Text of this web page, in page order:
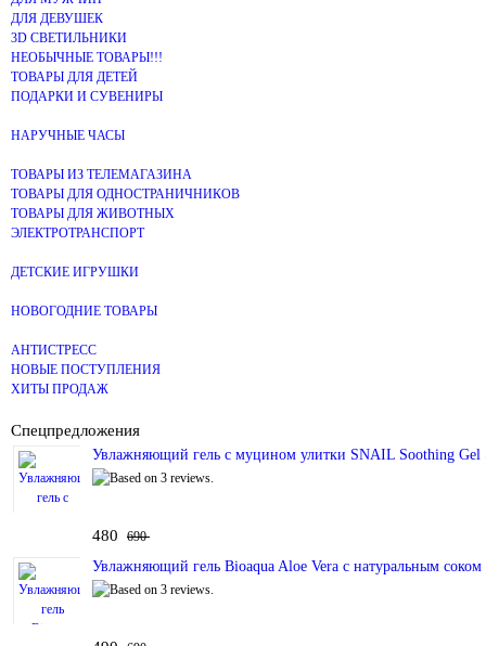
ДЛЯ ДЕВУШЕК
3D СВЕТИЛЬНИКИ
НЕОБЫЧНЫЕ ТОВАРЫ!!!
ТОВАРЫ ДЛЯ ДЕТЕЙ
ПОДАРКИ И СУВЕНИРЫ
НАРУЧНЫЕ ЧАСЫ
ТОВАРЫ ИЗ ТЕЛЕМАГАЗИНА
ТОВАРЫ ДЛЯ ОДНОСТРАНИЧНИКОВ
ТОВАРЫ ДЛЯ ЖИВОТНЫХ
ЭЛЕКТРОТРАНСПОРТ
ДЕТСКИЕ ИГРУШКИ
НОВОГОДНИЕ ТОВАРЫ
АНТИСТРЕСС
НОВЫЕ ПОСТУПЛЕНИЯ
ХИТЫ ПРОДАЖ
Спецпредложения
Увлажняющий гель с муцином улитки SNAIL Soothing Gel
480 690
Увлажняющий гель Bioaqua Aloe Vera с натуральным